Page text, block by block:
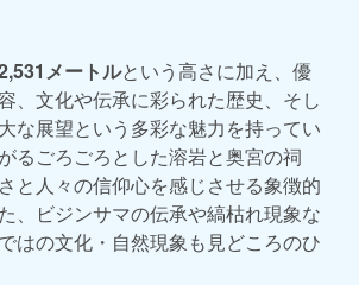
メートルという高さに加え、優
、文化や伝承に彩られた歴史、そし
な展望という多彩な魅力を持ってい
るごろごろとした溶岩と奥宮の祠
と人々の信仰心を感じさせる象徴的
、ビジンサマの伝承や縞枯れ現象な
はの文化・自然現象も見どころのひ